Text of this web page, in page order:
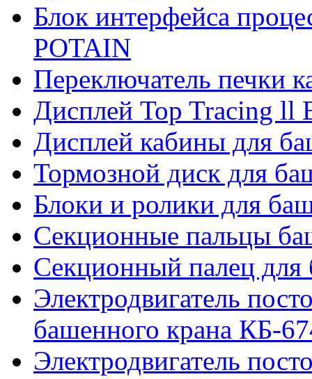
Блок интерфейса
POTAIN
Переключатель печки
Дисплей Top Tracing ll
Дисплей кабины для
Тормозной диск для
Блоки и ролики для
Секционные пальцы
Секционный палец
Электродвигатель
башенного крана КБ-
Электродвигатель